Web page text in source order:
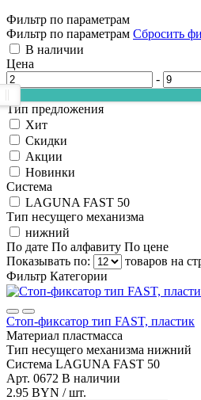
Фильтр по параметрам
Фильтр по параметрам Сбросить
В наличии
Цена
-
Тип предложения
Хит
Скидки
Акции
Новинки
Система
LAGUNA FAST 50
Тип несущего механизма
нижний
По дате По алфавиту По цене
Показывать по:
товаров на
Фильтр Категории
Стоп-фиксатор тип FAST, пластик
Материал пластмасса
Тип несущего механизма нижний
Система LAGUNA FAST 50
Арт. 0672 В наличии
2.95 BYN / шт.